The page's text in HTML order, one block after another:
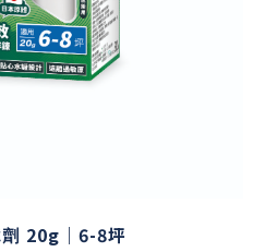
劑 20g｜6-8坪